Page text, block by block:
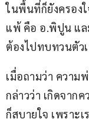
ในพื้นที่ก็ยังครอง
แพ้ คือ อ.พิปูน แล
ต้องไปทบทวนตัว
เมื่อถามว่า ควา
กล่าวว่า เกิดจาก
ก็สบายใจ เพราะ